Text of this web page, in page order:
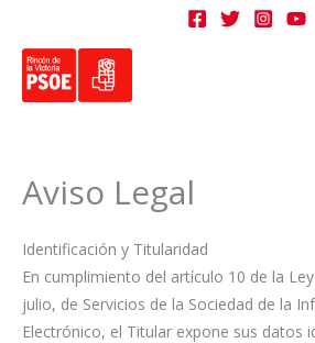
contenido
Aviso Legal
Identificación y Titularidad
En cumplimiento del artículo 10 de la
julio, de Servicios de la Sociedad de la
Electrónico, el Titular expone sus datos